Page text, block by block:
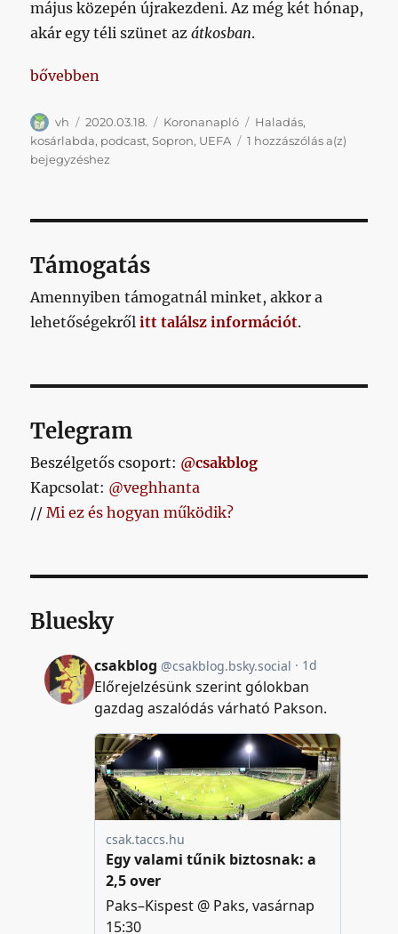
május közepén újrakezdeni. Az még két hónap,
akár egy téli szünet azátkosban.
„Koronanapló 3. nap”
bővebben
Szerző
vh Közzétéve
2020.03.18. Kategória
Koronanapló Címke
Haladás,
kosárlabda, podcast,Sopron, UEFA 1 hozzászólás a(z)
bejegyzéshez
Támogatás
Amennyiben támogatnál minket, akkor a
lehetőségekrőlitt találsz információt.
Telegram
Beszélgetős csoport: @csakblog
Kapcsolat: @veghhanta
//Mi ez és hogyan működik?
Bluesky